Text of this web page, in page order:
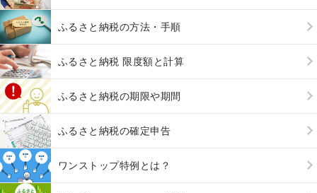
ふるさと納税の方法・手順
ふるさと納税 限度額と計算
ふるさと納税の期限や期間
ふるさと納税の確定申告
ワンストップ特例とは？